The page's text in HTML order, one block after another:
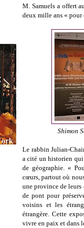
M. Samuels a offert
deux mille ans « pour
Shimon
Le rabbin Julian-
a cité un historien
de géographie. «
cœurs, partout où
une province de
de pont pour
voisins et les
étrangère. Cette
vivre en paix et dans